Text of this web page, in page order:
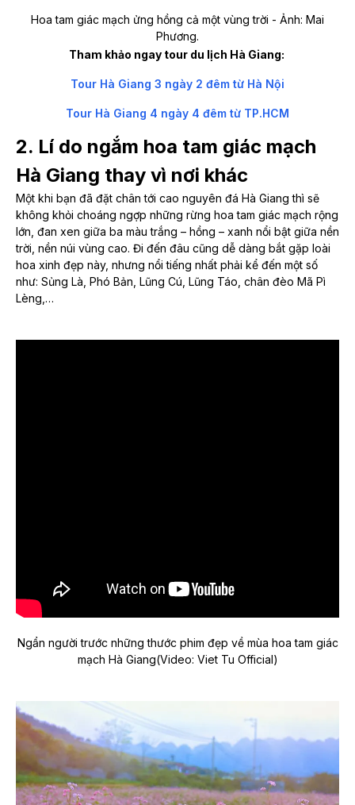
Hoa tam giác mạch ửng hồng cả một vùng trời - Ảnh: Mai
Phương.
Tham khảo ngay tour du lịch Hà Giang:
Tour Hà Giang 3 ngày 2 đêm từ Hà Nội
Tour Hà Giang 4 ngày 4 đêm từ TP.HCM
2. Lí do ngắm hoa tam giác mạch
Hà Giang thay vì nơi khác
Một khi bạn đã đặt chân tới cao nguyên đá Hà Giang thì sẽ
không khỏi choáng ngợp những rừng hoa tam giác mạch rộng
lớn, đan xen giữa ba màu trắng – hồng – xanh nổi bật giữa nền
trời, nền núi vùng cao. Đi đến đâu cũng dễ dàng bắt gặp loài
hoa xinh đẹp này, nhưng nổi tiếng nhất phải kể đến một số
như: Sủng Là, Phó Bản, Lũng Cú, Lũng Táo, chân đèo Mã Pì
Lèng,…
Ngẩn người trước những thước phim đẹp về mùa hoa tam giác
mạch Hà Giang(Video: Viet Tu Official)